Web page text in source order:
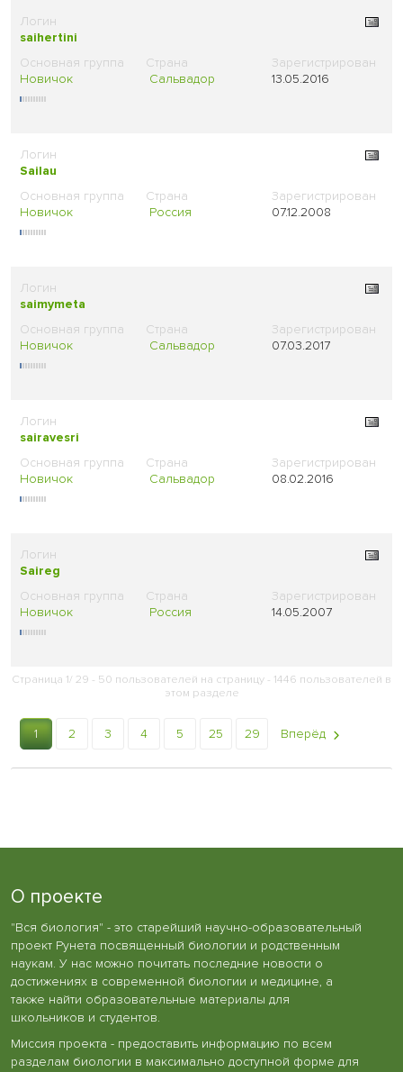
saihertini
Новичок Сальвадор 13.05.2016
Sailau
Новичок Россия 07.12.2008
saimymeta
Новичок Сальвадор 07.03.2017
sairavesri
Новичок Сальвадор 08.02.2016
Saireg
Новичок Россия 14.05.2007
Страница 1/ 29 - 50 пользователей на страницу - 1446 пользователей в
этом разделе
1 2 3 4 5 25 29 Вперёд
О проекте
"Вся биология" - это старейший научно-образовательный
проект Рунета посвященный биологии и родственным
наукам. У нас можно почитать последние новости о
достижениях в современной биологии и медицине, а
также найти образовательные материалы для
школьников и студентов.
Миссия проекта - предоставить информацию по всем
разделам биологии в максимально доступной форме для